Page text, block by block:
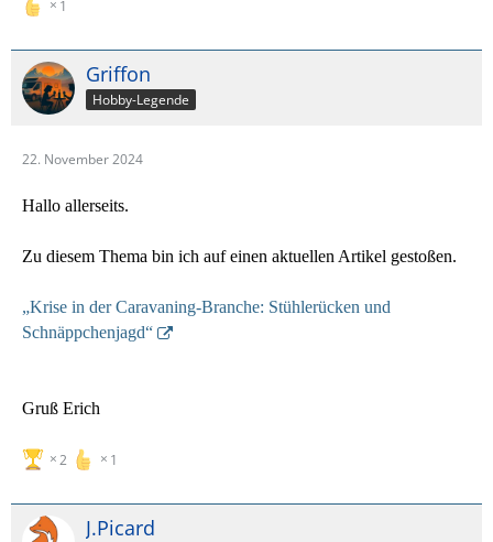
1
Griffon
Hobby-Legende
22. November 2024
Hallo allerseits.
Zu diesem Thema bin ich auf einen aktuellen Artikel gestoßen.
„Krise in der Caravaning-Branche: Stühlerücken und
Schnäppchenjagd“
Gruß Erich
2 1
J.Picard